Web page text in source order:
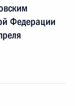
Федерации